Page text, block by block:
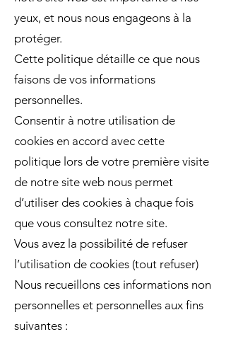
yeux, et nous nous engageons à la
protéger.
Cette politique détaille ce que nous
faisons de vos informations
personnelles.
Consentir à notre utilisation de
cookies en accord avec cette
politique lors de votre première visite
de notre site web nous permet
d’utiliser des cookies à chaque fois
que vous consultez notre site.
Vous avez la possibilité de refuser
l’utilisation de cookies (tout refuser)
Nous recueillons ces informations non
personnelles et personnelles aux fins
suivantes :